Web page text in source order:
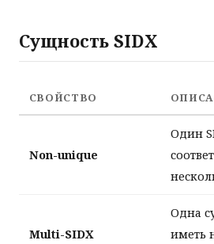
Сущность SIDX
СВОЙСТВО
Non-unique
Один
Multi-SIDX
Одна
иметь